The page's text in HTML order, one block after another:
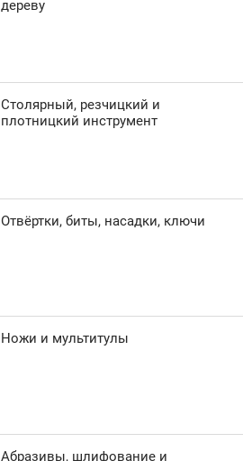
дереву
Столярный, резчицкий и
плотницкий инструмент
Отвёртки, биты, насадки, ключи
Ножи и мультитулы
Абразивы, шлифование и